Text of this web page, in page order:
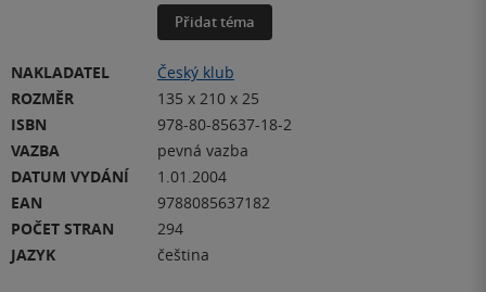
Přidat téma
NAKLADATEL
Český klub
ROZMĚR
135 x 210 x 25
ISBN
978-80-85637-18-2
VAZBA
pevná vazba
DATUM VYDÁNÍ
1.01.2004
EAN
9788085637182
POČET STRAN
294
JAZYK
čeština